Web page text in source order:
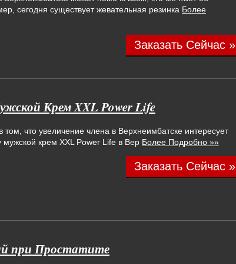
сегодня существует жевательная резинка Более
Заказать Сейчас »
Крем XXL Power Life
том, что увеличение члена в Верхнеимбатске интересует
крем XXL Power Life в Вер Более Подробно »»
Заказать Сейчас »
при Простатите